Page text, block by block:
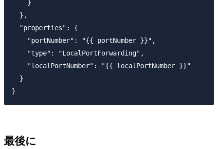
    }
  },
  "properties": {
    "portNumber": "{{ portNumber }}",
    "type": "LocalPortForwarding",
    "localPortNumber": "{{ localPortNumber }}"
  }
最後に